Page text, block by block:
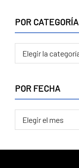
POR CATEGORÍA
CATEGORÍA
POR FECHA
FECHA